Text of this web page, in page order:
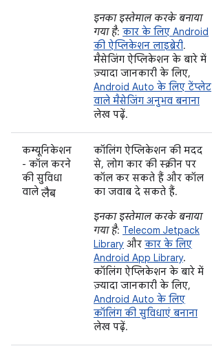
इनका इस्तेमाल करके बनाया
गया है: कार के लिए Android
की ऐप्लिकेशन लाइब्रेरी.
मैसेजिंग ऐप्लिकेशन के बारे में
ज़्यादा जानकारी के लिए,
Android Auto के लिए टेंप्लेट
वाले मैसेजिंग अनुभव बनाना
लेख पढ़ें.
कम्यूनिकेशन
- कॉल करने
की सुविधा
वालेलैब
कॉलिंग ऐप्लिकेशन की मदद
से, लोग कार की स्क्रीन पर
कॉल कर सकते हैं और कॉल
का जवाब दे सकते हैं.
इनका इस्तेमाल करके बनाया
गया है: Telecom Jetpack
Library और कार के लिए
Android App Library.
कॉलिंग ऐप्लिकेशन के बारे में
ज़्यादा जानकारी के लिए,
Android Auto के लिए
कॉलिंग की सुविधाएं बनाना
लेख पढ़ें.